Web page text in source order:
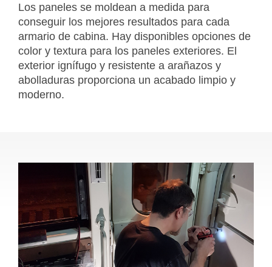
Los paneles se moldean a medida para
conseguir los mejores resultados para cada
armario de cabina. Hay disponibles opciones de
color y textura para los paneles exteriores. El
exterior ignífugo y resistente a arañazos y
abolladuras proporciona un acabado limpio y
moderno.